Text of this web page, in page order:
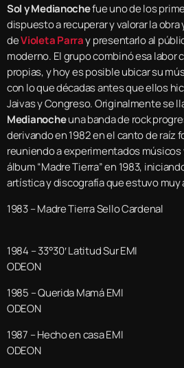
Sol y Medianochefue uno de los
dispuesto a recuperar y valorar la
deVioleta Parray presentarlo al
moderno. El grupo combinó esa labor
propias, y hoy es posible ubicar su
con lo que décadas antes que ellos
Jaivas y Congreso. Originalmente se
Medianocheuna banda de rock
derivando en 1982 en el canto de raíz
reuniendo a experimentados músicos
álbum “Madre Tierra” en 1983,
artística y discografía que estuvo muy
1983 – Madre Tierra Sello Cardenal
1984 – 33°30′ Latitud Sur EMI
1985 – Querida Mamá EMI
1987 – Hecho en casa EMI